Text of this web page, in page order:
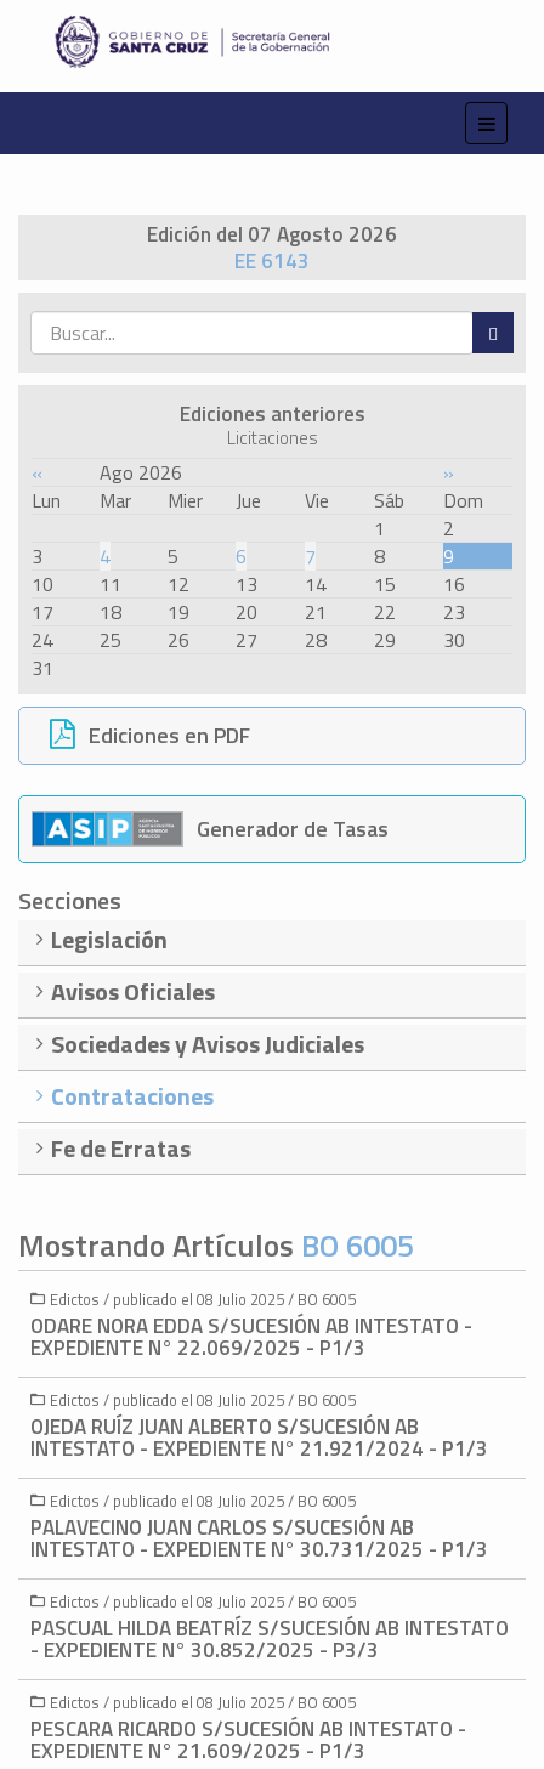
Edición del 07 Agosto 2026
EE 6143
Ediciones anteriores
Licitaciones
« Ago 2026
»
Lun
Mar Mier Jue Vie Sáb
Dom
1
2
3
4 5 6 7 8
9
10
11 12 13 14 15
16
17
18 19 20 21 22
23
24
25 26 27 28 29
30
31
Ediciones en PDF
Generador de Tasas
Secciones
Legislación
Avisos Oficiales
Sociedades y Avisos Judiciales
Contrataciones
Fe de Erratas
Mostrando Artículos BO 6005
Edictos / publicado el 08 Julio 2025 / BO 6005
ODARE NORA EDDA S/SUCESIÓN AB INTESTATO -
EXPEDIENTE N° 22.069/2025 - P1/3
Edictos / publicado el 08 Julio 2025 / BO 6005
OJEDA RUÍZ JUAN ALBERTO S/SUCESIÓN AB
INTESTATO - EXPEDIENTE N° 21.921/2024 - P1/3
Edictos / publicado el 08 Julio 2025 / BO 6005
PALAVECINO JUAN CARLOS S/SUCESIÓN AB
INTESTATO - EXPEDIENTE N° 30.731/2025 - P1/3
Edictos / publicado el 08 Julio 2025 / BO 6005
PASCUAL HILDA BEATRÍZ S/SUCESIÓN AB INTESTATO
- EXPEDIENTE N° 30.852/2025 - P3/3
Edictos / publicado el 08 Julio 2025 / BO 6005
PESCARA RICARDO S/SUCESIÓN AB INTESTATO -
EXPEDIENTE N° 21.609/2025 - P1/3